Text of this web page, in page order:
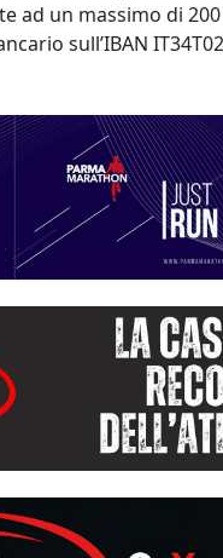
ad un massimo di
sull’IBAN